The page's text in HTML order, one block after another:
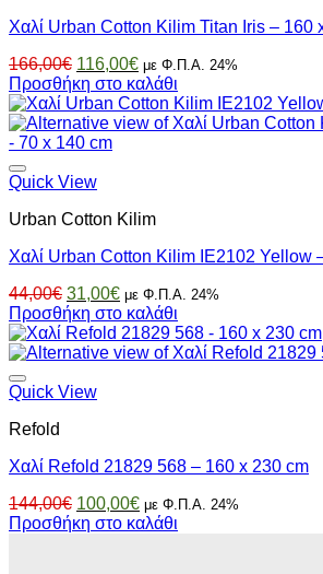
Χαλί Urban Cotton Kilim Titan Iris – 160
166,00€ Original
price
was:
166,00€.
116,00€Η
τρέχουσα
τιμή
είναι:
με Φ.Π.Α. 24%
Προσθήκη στο καλάθι
Quick View
Urban Cotton Kilim
Χαλί Urban Cotton Kilim IE2102 Yellow
44,00€ Original
price
was:
44,00€.
31,00€Η
τρέχουσα
τιμή
είναι:
με Φ.Π.Α. 24%
Προσθήκη στο καλάθι
Quick View
Refold
Χαλί Refold 21829 568 – 160 x 230 cm
144,00€ Original
price
100,00€Η
τρέχουσα
με Φ.Π.Α. 24%
Προσθήκη στο καλάθι